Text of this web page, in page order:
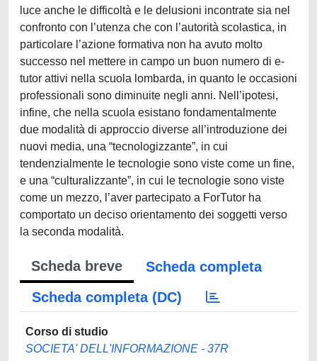
luce anche le difficoltà e le delusioni incontrate sia nel
confronto con l’utenza che con l’autorità scolastica, in
particolare l’azione formativa non ha avuto molto
successo nel mettere in campo un buon numero di e-
tutor attivi nella scuola lombarda, in quanto le occasioni
professionali sono diminuite negli anni. Nell’ipotesi,
infine, che nella scuola esistano fondamentalmente
due modalità di approccio diverse all’introduzione dei
nuovi media, una “tecnologizzante”, in cui
tendenzialmente le tecnologie sono viste come un fine,
e una “culturalizzante”, in cui le tecnologie sono viste
come un mezzo, l’aver partecipato a ForTutor ha
comportato un deciso orientamento dei soggetti verso
la seconda modalità.
Scheda breve
Scheda completa
Scheda completa (DC)
Corso di studio
SOCIETA' DELL'INFORMAZIONE - 37R